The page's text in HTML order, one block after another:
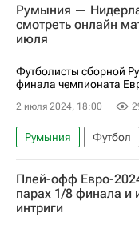
Испания
Грузия
Нидерланды
Германия
Оливер
Международная
Румыния —
смотреть онлайн
июля
Футболисты сборной
финала чемпионата
2 июля 2024, 18:00
Румыния Футбол
Сборная
Анонсы и
Плей-офф Евро-
парах 1/8 финала и
интриги